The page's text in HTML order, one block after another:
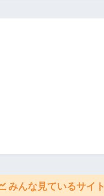
みんな見ているサイト